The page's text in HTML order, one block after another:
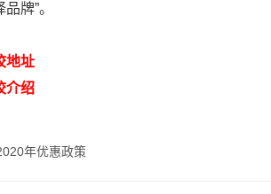
牌”。
地址
介绍
年优惠政策